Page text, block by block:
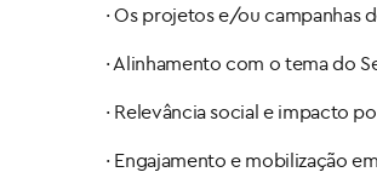
· Os projetos e/ou campanhas
· Alinhamento com o tema do
· Relevância social e impacto
· Engajamento e mobilização